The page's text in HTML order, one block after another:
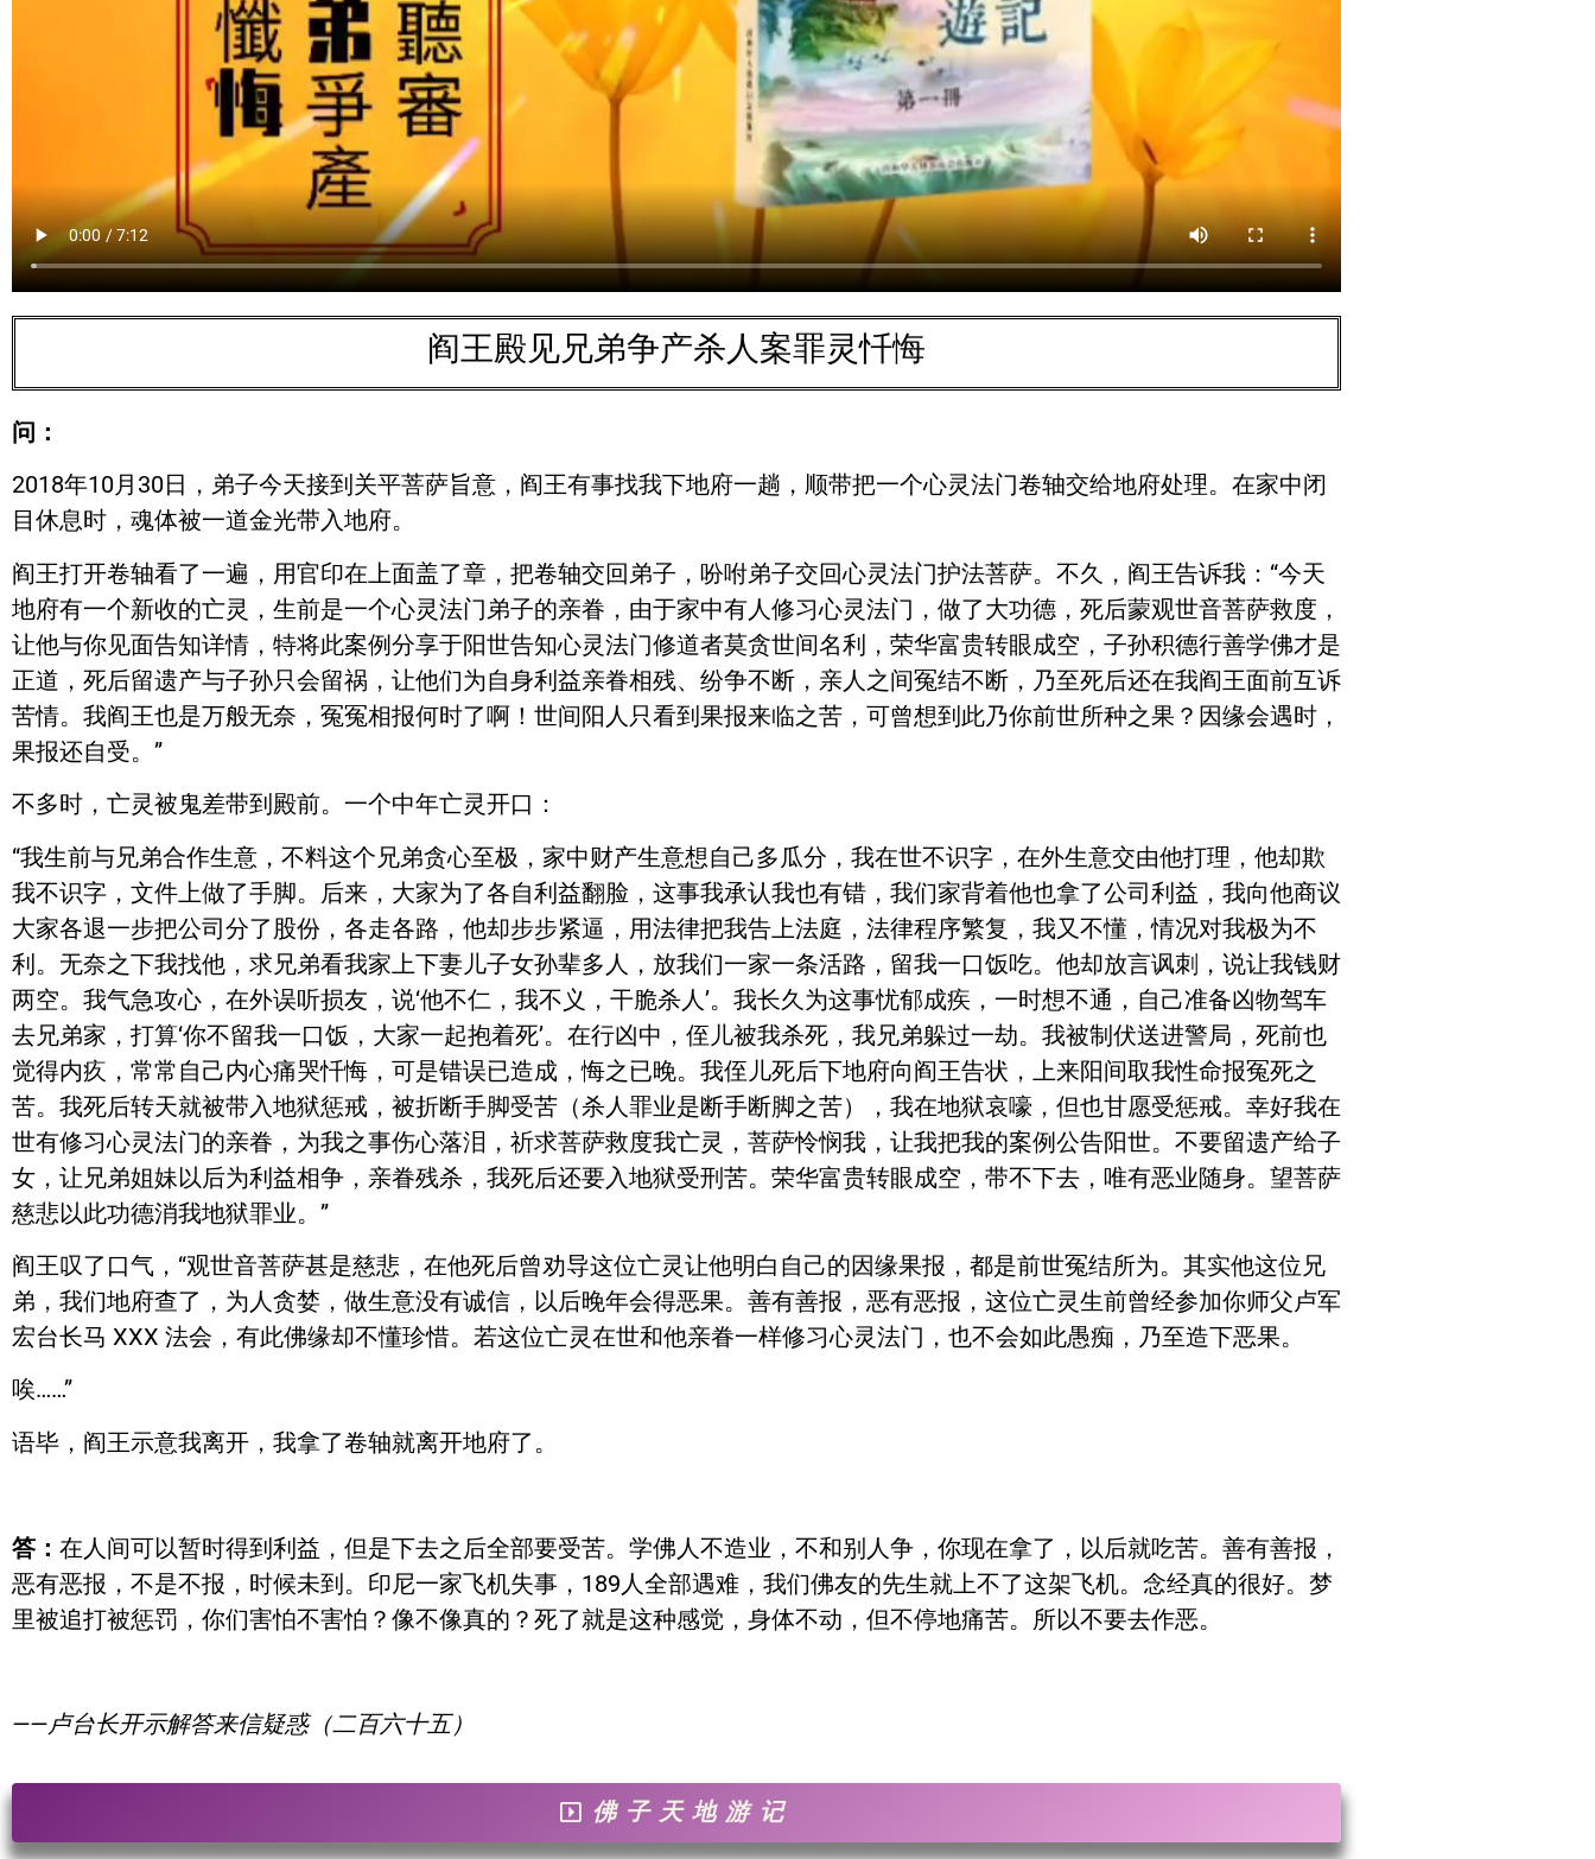
阎王殿见兄弟争产杀人案罪灵忏悔
问：
2018年10月30日，弟子今天接到关平菩萨旨意，阎王有事找我下地府一趟，顺带把一个心灵法门卷轴交给地府处理。在家中闭
目休息时，魂体被一道金光带入地府。
阎王打开卷轴看了一遍，用官印在上面盖了章，把卷轴交回弟子，吩咐弟子交回心灵法门护法菩萨。不久，阎王告诉我：“今天
地府有一个新收的亡灵，生前是一个心灵法门弟子的亲眷，由于家中有人修习心灵法门，做了大功德，死后蒙观世音菩萨救度，
让他与你见面告知详情，特将此案例分享于阳世告知心灵法门修道者莫贪世间名利，荣华富贵转眼成空，子孙积德行善学佛才是
正道，死后留遗产与子孙只会留祸，让他们为自身利益亲眷相残、纷争不断，亲人之间冤结不断，乃至死后还在我阎王面前互诉
苦情。我阎王也是万般无奈，冤冤相报何时了啊！世间阳人只看到果报来临之苦，可曾想到此乃你前世所种之果？因缘会遇时，
果报还自受。”
不多时，亡灵被鬼差带到殿前。一个中年亡灵开口：
“我生前与兄弟合作生意，不料这个兄弟贪心至极，家中财产生意想自己多瓜分，我在世不识字，在外生意交由他打理，他却欺
我不识字，文件上做了手脚。后来，大家为了各自利益翻脸，这事我承认我也有错，我们家背着他也拿了公司利益，我向他商议
大家各退一步把公司分了股份，各走各路，他却步步紧逼，用法律把我告上法庭，法律程序繁复，我又不懂，情况对我极为不
利。无奈之下我找他，求兄弟看我家上下妻儿子女孙辈多人，放我们一家一条活路，留我一口饭吃。他却放言讽刺，说让我钱财
两空。我气急攻心，在外误听损友，说‘他不仁，我不义，干脆杀人’。我长久为这事忧郁成疾，一时想不通，自己准备凶物驾车
去兄弟家，打算‘你不留我一口饭，大家一起抱着死’。在行凶中，侄儿被我杀死，我兄弟躲过一劫。我被制伏送进警局，死前也
觉得内疚，常常自己内心痛哭忏悔，可是错误已造成，悔之已晚。我侄儿死后下地府向阎王告状，上来阳间取我性命报冤死之
苦。我死后转天就被带入地狱惩戒，被折断手脚受苦（杀人罪业是断手断脚之苦），我在地狱哀嚎，但也甘愿受惩戒。幸好我在
世有修习心灵法门的亲眷，为我之事伤心落泪，祈求菩萨救度我亡灵，菩萨怜悯我，让我把我的案例公告阳世。不要留遗产给子
女，让兄弟姐妹以后为利益相争，亲眷残杀，我死后还要入地狱受刑苦。荣华富贵转眼成空，带不下去，唯有恶业随身。望菩萨
慈悲以此功德消我地狱罪业。”
阎王叹了口气，“观世音菩萨甚是慈悲，在他死后曾劝导这位亡灵让他明白自己的因缘果报，都是前世冤结所为。其实他这位兄
弟，我们地府查了，为人贪婪，做生意没有诚信，以后晚年会得恶果。善有善报，恶有恶报，这位亡灵生前曾经参加你师父卢军
宏台长马 XXX 法会，有此佛缘却不懂珍惜。若这位亡灵在世和他亲眷一样修习心灵法门，也不会如此愚痴，乃至造下恶果。
唉……”
语毕，阎王示意我离开，我拿了卷轴就离开地府了。
答： 在人间可以暂时得到利益，但是下去之后全部要受苦。学佛人不造业，不和别人争，你现在拿了，以后就吃苦。善有善报，
恶有恶报，不是不报，时候未到。印尼一家飞机失事，189人全部遇难，我们佛友的先生就上不了这架飞机。念经真的很好。梦
里被追打被惩罚，你们害怕不害怕？像不像真的？死了就是这种感觉，身体不动，但不停地痛苦。所以不要去作恶。
——卢台长开示解答来信疑惑（二百六十五）
佛子天地游记